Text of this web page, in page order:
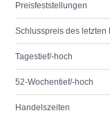
Preisfeststellungen
Schlusspreis des letzten
Tagestief/-hoch
52-Wochentief/-hoch
Handelszeiten